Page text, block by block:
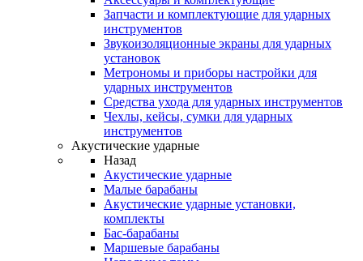
Запчасти и комплектующие для ударных
инструментов
Звукоизоляционные экраны для ударных
установок
Метрономы и приборы настройки для
ударных инструментов
Средства ухода для ударных инструментов
Чехлы, кейсы, сумки для ударных
инструментов
Акустические ударные
Назад
Акустические ударные
Mалые барабаны
Акустические ударные установки,
комплекты
Бас-барабаны
Маршевые барабаны